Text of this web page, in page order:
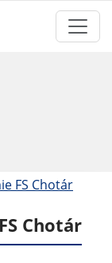
FS Chotár
Chotár